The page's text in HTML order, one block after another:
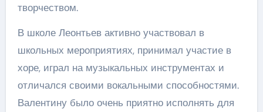
творчеством.
В школе Леонтьев активно участвовал в
школьных мероприятиях, принимал участие в
хоре, играл на музыкальных инструментах и
отличался своими вокальными способностями.
Валентину было очень приятно исполнять для